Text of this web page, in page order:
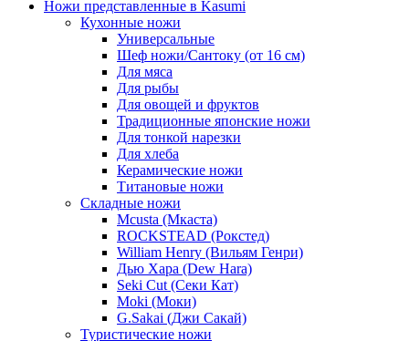
Ножи представленные в Kasumi
Кухонные ножи
Универсальные
Шеф ножи/Сантоку (от 16 см)
Для мяса
Для рыбы
Для овощей и фруктов
Традиционные японские ножи
Для тонкой нарезки
Для хлеба
Керамические ножи
Титановые ножи
Складные ножи
Mcusta (Мкаста)
ROCKSTEAD (Рокстед)
William Henry (Вильям Генри)
Дью Хара (Dew Hara)
Seki Cut (Секи Кат)
Moki (Моки)
G.Sakai (Джи Сакай)
Туристические ножи